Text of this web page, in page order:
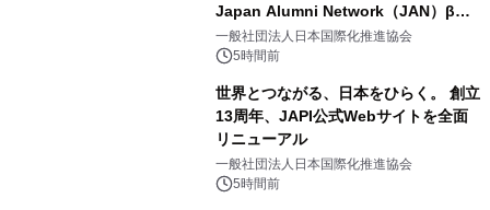
Japan Alumni Network（JAN）β版
をリリース
一般社団法人日本国際化推進協会
5時間前
世界とつながる、日本をひらく。 創立
13周年、JAPI公式Webサイトを全面
リニューアル
一般社団法人日本国際化推進協会
5時間前